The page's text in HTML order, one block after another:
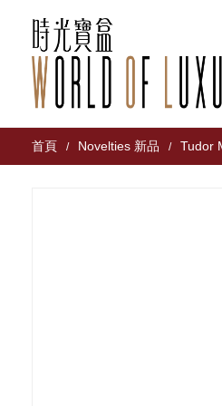
首頁 / Novelties 新品 / Tudor